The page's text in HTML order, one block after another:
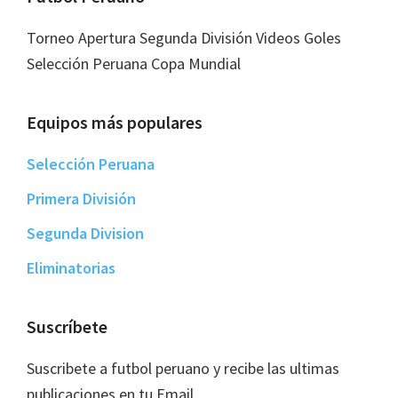
Torneo Apertura Segunda División Videos Goles
Selección Peruana Copa Mundial
Equipos más populares
Selección Peruana
Primera División
Segunda Division
Eliminatorias
Suscríbete
Suscribete a futbol peruano y recibe las ultimas